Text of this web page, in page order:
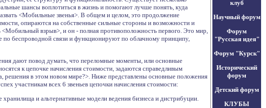
шансы воплотиться в жизнь и помогают лучше понять, куда
<Мобильные звенья>. В общем и целом, это продолжение
опираются на собственные сильные стороны и возможности и
взрыв>, и он - полная противоположность первого. Это мир,
по беспроводной связи и функционируют по облачному принципу,
дают повод думать, что переломные моменты, или основные
к цепочке начисления стоимости, задаются справедливым
решения в этом новом мире?>. Ниже представлены основные положения
участникам всех 6 звеньев цепочки начисления стоимости:
и альтернативные модели ведения бизнеса и дистрибуции.
клуб
Научный форум
Форум
"Русская идея"
Форум "Курск"
Исторический
форум
Детский форум
КЛУБЫ